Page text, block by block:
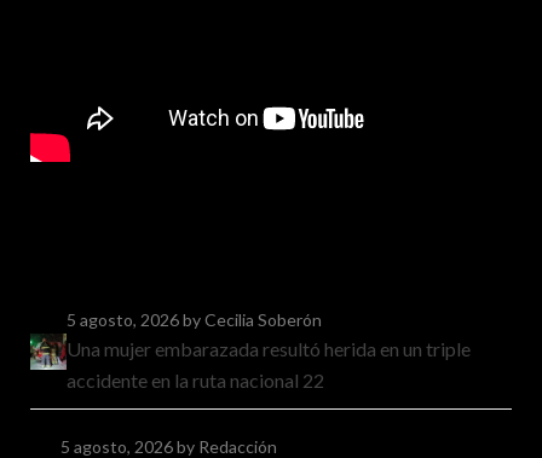
5 agosto, 2026by Cecilia Soberón
Una mujer embarazada resultó herida en un triple
accidente en la ruta nacional 22
5 agosto, 2026by Redacción